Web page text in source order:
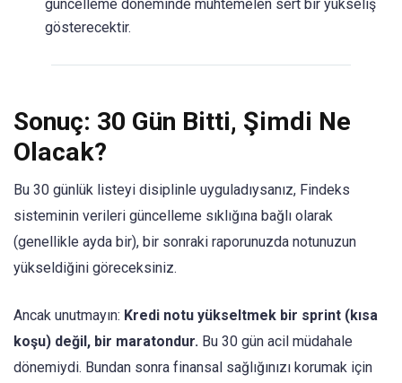
güncelleme döneminde muhtemelen sert bir yükseliş
gösterecektir.
Sonuç: 30 Gün Bitti, Şimdi Ne
Olacak?
Bu 30 günlük listeyi disiplinle uyguladıysanız, Findeks
sisteminin verileri güncelleme sıklığına bağlı olarak
(genellikle ayda bir), bir sonraki raporunuzda notunuzun
yükseldiğini göreceksiniz.
Ancak unutmayın: Kredi notu yükseltmek bir sprint (kısa
koşu) değil, bir maratondur. Bu 30 gün acil müdahale
dönemiydi. Bundan sonra finansal sağlığınızı korumak için